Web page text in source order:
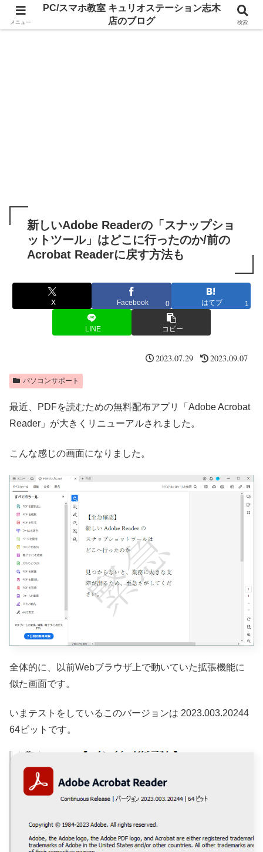
新しいAdobe Readerの「スナップショ
ットツール」はどこに行ったのか/前の
Acrobat Readerに戻す方法も
X Facebook 0 はてブ 1
LINE コピー
2023.07.29 2023.09.07
パソコンサポート
最近、PDFを読むための無料配布アプリ「Adobe Acrobat
Reader」が大きくリニューアルされました。
こんな感じの画面になりました。
全体的に、以前Webブラウザ上で動いていた拡張機能に
似た画面です。
いまテストをしているこのバージョンは 2023.003.20244
64ビットです。
メニュー
PC/スマホ教室 キュリオステーション志木
店のブログ
検索